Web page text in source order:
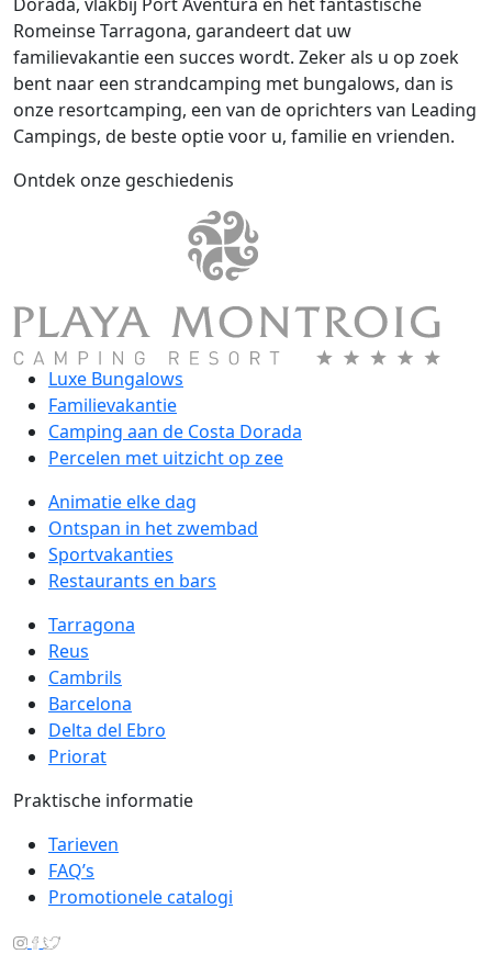
Romeinse Tarragona, garandeert dat uw
familievakantie een succes wordt. Zeker als u op zoek
bent naar een strandcamping met bungalows, dan is
onze resortcamping, een van de oprichters van Leading
Campings, de beste optie voor u, familie en vrienden.
Ontdek onze geschiedenis
Luxe Bungalows
Familievakantie
Camping aan de Costa Dorada
Percelen met uitzicht op zee
Animatie elke dag
Ontspan in het zwembad
Sportvakanties
Restaurants en bars
Tarragona
Reus
Cambrils
Barcelona
Delta del Ebro
Priorat
Praktische informatie
Tarieven
FAQ’s
Promotionele catalogi